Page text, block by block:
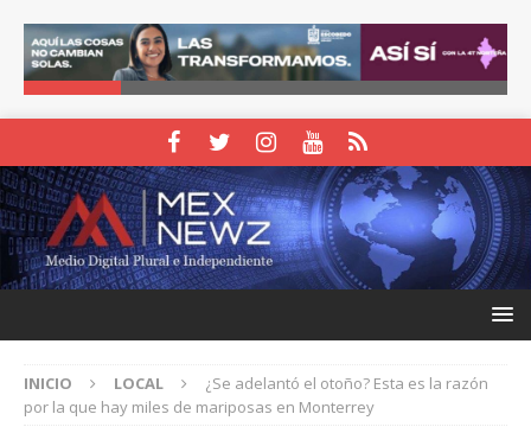
INICIO LOCAL
¿Se adelantó el otoño? Esta es la razón
por la que hay miles de mariposas en Monterrey